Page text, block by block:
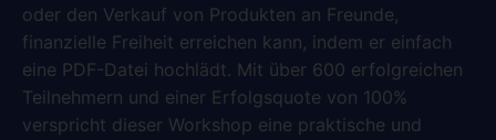
oder den Verkauf von Produkten an Freunde,
finanzielle Freiheit erreichen kann, indem er einfach
eine PDF-Datei hochlädt. Mit über 600 erfolgreichen
Teilnehmern und einer Erfolgsquote von 100%
verspricht dieser Workshop eine praktische und